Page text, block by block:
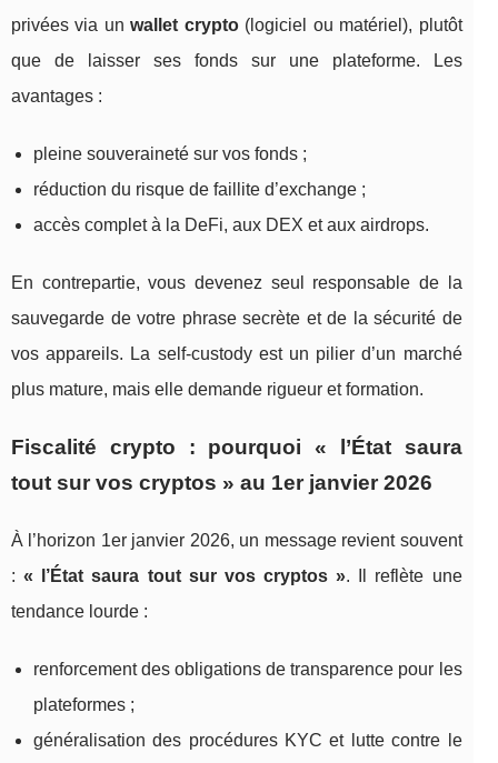
privées via unwallet crypto(logiciel ou matériel), plutôt
que de laisser ses fonds sur une plateforme. Les
avantages :
pleine souveraineté sur vos fonds ;
réduction du risque de faillite d’exchange ;
accès complet à la DeFi, aux DEX et aux airdrops.
En contrepartie, vous devenez seul responsable de la
sauvegarde de votre phrase secrète et de la sécurité de
vos appareils. La self‑custody est un pilier d’un marché
plus mature, mais elle demande rigueur et formation.
Fiscalité crypto : pourquoi « l’État saura
tout sur vos cryptos » au 1er janvier 2026
À l’horizon 1er janvier 2026, un message revient souvent
:« l’État saura tout sur vos cryptos ». Il reflète une
tendance lourde :
renforcement des obligations de transparence pour les
plateformes ;
généralisation des procédures KYC et lutte contre le